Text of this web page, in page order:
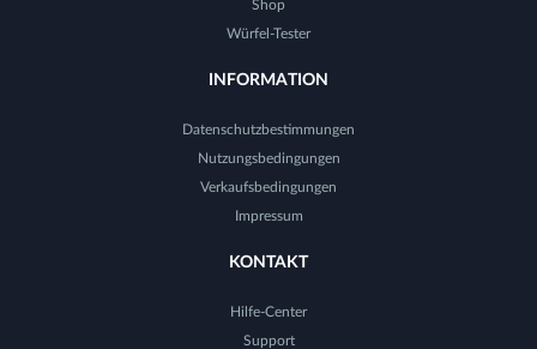
Shop
Würfel-Tester
INFORMATION
Datenschutzbestimmungen
Nutzungsbedingungen
Verkaufsbedingungen
Impressum
KONTAKT
Hilfe-Center
Support